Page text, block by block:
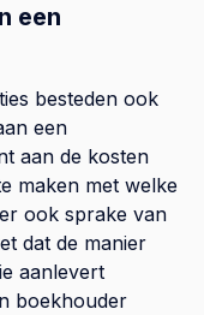
een
besteden ook
een
aan de kosten
maken met welke
ook sprake van
dat de manier
aanlevert
boekhouder